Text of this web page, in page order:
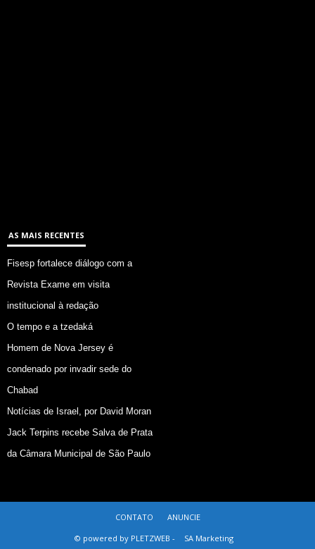
AS MAIS RECENTES
Fisesp fortalece diálogo com a
Revista Exame em visita
institucional à redação
O tempo e a tzedaká
Homem de Nova Jersey é
condenado por invadir sede do
Chabad
Notícias de Israel, por David Moran
Jack Terpins recebe Salva de Prata
da Câmara Municipal de São Paulo
CONTATO
ANUNCIE
© powered by PLETZWEB -
SA Marketing